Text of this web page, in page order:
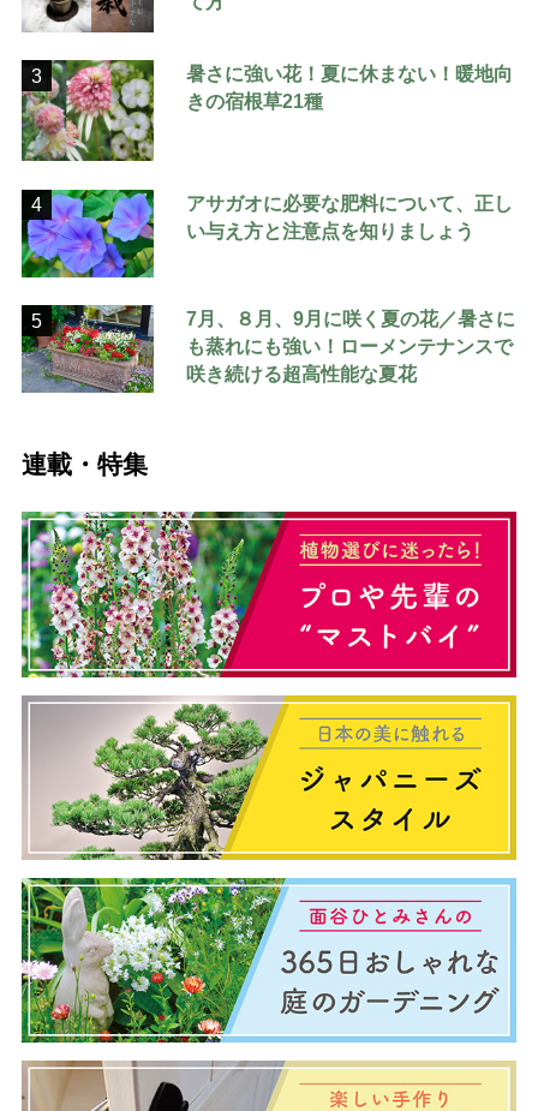
3
暑さに強い花！夏に休まない！暖地向
きの宿根草21種
4
アサガオに必要な肥料について、正し
い与え方と注意点を知りましょう
5
7月、８月、9月に咲く夏の花／暑さに
も蒸れにも強い！ローメンテナンスで
咲き続ける超高性能な夏花
連載・特集